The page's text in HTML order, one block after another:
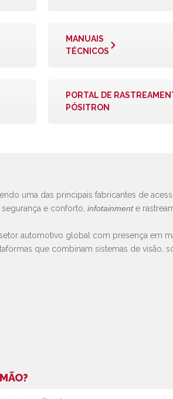
MANUAIS
TÉCNICOS
PORTAL DE
PÓSITRON
uma das principais fabricantes de
e conforto,infotainmente
automotivo global com presença em
que combinam sistemas de visão,